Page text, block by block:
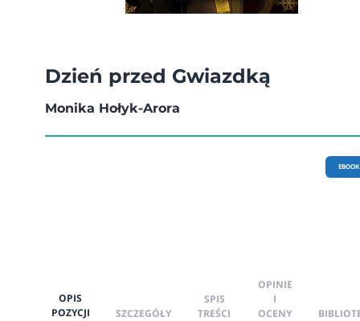
Dzień przed Gwiazdką
Monika Hołyk-Arora
EBOOK
OPIS
POZYCJI
SZCZEGÓŁY
SPIS
TREŚCI
OPINIE
I
OCENY